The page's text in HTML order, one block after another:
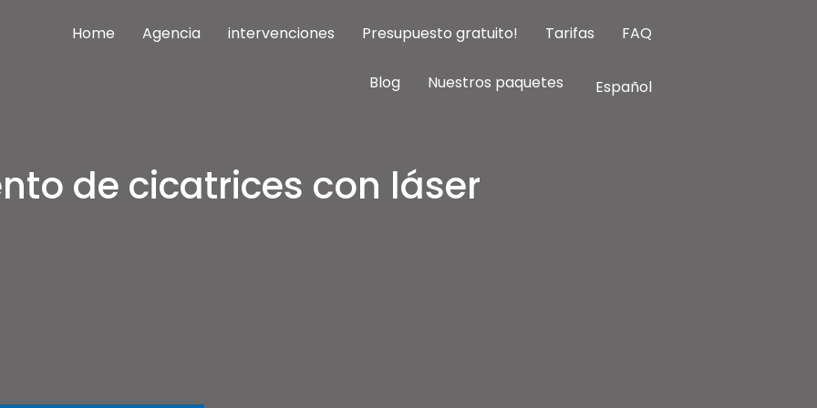
Home Agencia intervenciones Presupuesto gratuito! Tarifas FAQ
Blog Nuestros paquetes Español
de cicatrices con láser